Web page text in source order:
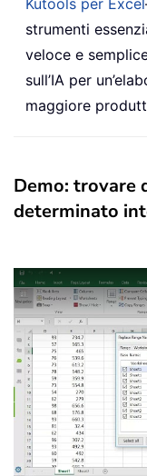
Kutools per Excel
strumenti
veloce e
sull’IA per
maggiore
Demo: trovare
determinato